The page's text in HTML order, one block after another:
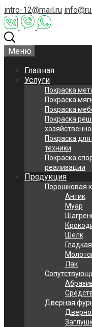
intro-12@mail.ru
Меню
Главная
Услуги
Покраска
Покраска
Покраска
Покраска
Покраска
техники
Покраска
реализации
Продукция
Порошковая
Антик
Муар
Шелк
Гладкая
Лак
Дверная